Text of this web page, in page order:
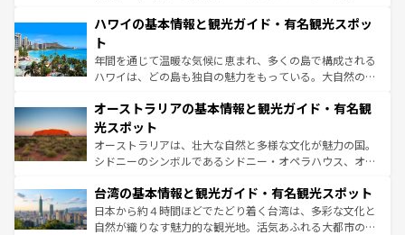
着のスイス情報はコンテンツ一覧を参照してほしい。
のような巨大都市は、観光、ショッピング、エンターテイ
ンメントが詰まった刺激的なスポットだ。一方、アメリカ
西部には大自然が広がり、グランドキャニオンやイエロー
ストーン国立公園といった絶景が堪能できる。さらに、南
文化が魅力。旅行者はアメリカの各地域で異なる魅力を楽
しみながら、その多様性と豊かな歴史を感じることができ
るだろう。車でのロードトリップや列車の旅も、アメリカ
ならではの贅沢な旅のスタイルだ。 なお、新着のアメリカ
情報は コンテンツ一覧 を参照してほしい。
ハワイの基本情報と観光ガイド・有名観光スポッ
ト
年間を通じて温暖な気候に恵まれ、多くの島で構成される
ハワイは、どの島も独自の魅力をもっている。大自然の神
ワイ島は見逃せない。また、定番の観光地といえばオアフ
島だが、静かな自然を求めるならマウイ島やカウアイ島が
おすすめ。エメラルドグリーンに輝く海をはじめ、豊かな
文化や歴史が息づいている。「アロハスピリット」と呼ば
人々、おいしいローカルフードやハワイアンミュージッ
ク、伝統的なフラダンスなど、すべてがハワイの魅力を彩
っている。訪れるたびに新しい発見と感動が待っているハ
オーストラリアの基本情報と観光ガイド・有名観
光スポット
オーストラリアは、壮大な自然と多様な文化が魅力の国。
シドニーのシンボルであるシドニー・オペラハウス、オー
リアリーフや大陸中央部にそびえるウルル（エアーズロッ
ク）、タスマニアの美しい原生林やケアンズの熱帯雨林な
ど、見どころがたくさん。また、カフェやワイン、オージ
台湾の基本情報と観光ガイド・有名観光スポット
日本から約４時間ほどでたどり着く台湾は、多彩な文化と
自然が織りなす魅力的な観光地。活気あふれる大都市の台